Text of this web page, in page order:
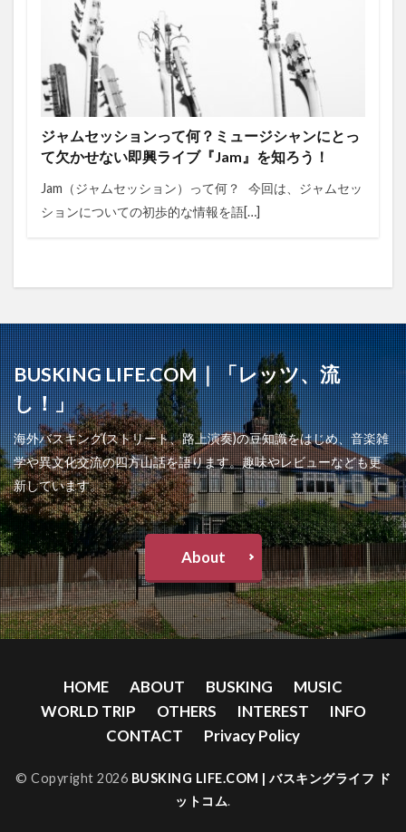
ジャムセッションって何？ミュージシャンにとっ
て欠かせない即興ライブ『Jam』を知ろう！
Jam（ジャムセッション）って何？ 今回は、ジャムセッ
ションについての初歩的な情報を語[…]
BUSKING LIFE.COM｜「レッツ、流
し！」
海外バスキング(ストリート、路上演奏)の豆知識をはじめ、音楽雑
学や異文化交流の四方山話を語ります。趣味やレビューなども更
新しています。
About
HOME ABOUT BUSKING
MUSIC
WORLD TRIP
OTHERS INTEREST
INFO
CONTACT
Privacy Policy
© Copyright 2026 BUSKING LIFE.COM | バスキングライフ ド
ットコム.